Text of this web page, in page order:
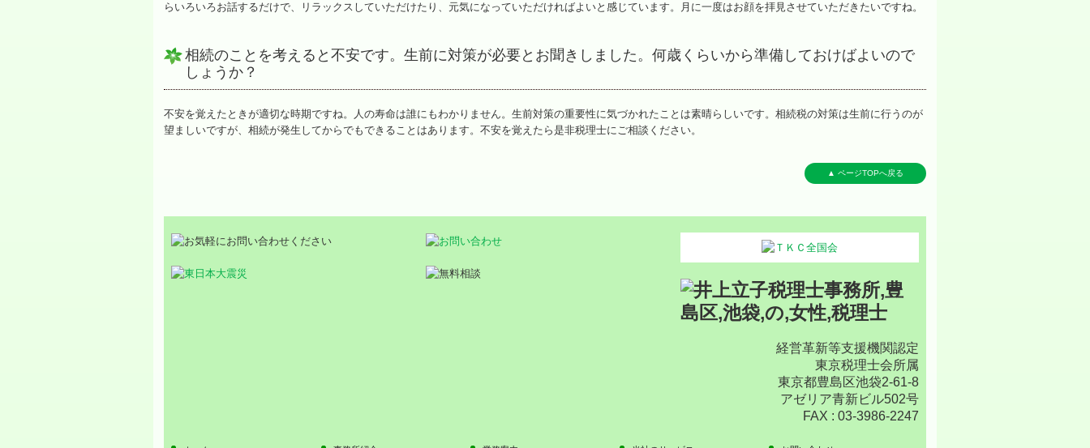
らいろいろお話するだけで、リラックスしていただけたり、元気になっていただければよいと感じています。月に一度はお顔を拝見させていただきたいですね。
相続のことを考えると不安です。生前に対策が必要とお聞きしました。何歳くらいから準備しておけばよいので
しょうか？
不安を覚えたときが適切な時期ですね。人の寿命は誰にもわかりません。生前対策の重要性に気づかれたことは素晴らしいです。相続税の対策は生前に行うのが
望ましいですが、相続が発生してからでもできることはあります。不安を覚えたら是非税理士にご相談ください。
▲ ページTOPへ戻る
経営革新等支援機関認定
東京税理士会所属
東京都豊島区池袋2-61-8
アゼリア青新ビル502号
FAX : 03-3986-2247